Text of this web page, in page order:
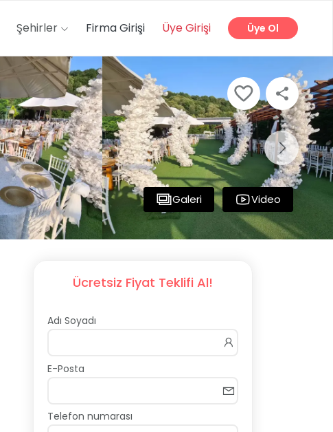
Şehirler Firma Girişi Üye Girişi Üye Ol
Galeri Video
Ücretsiz Fiyat Teklifi Al!
Adı Soyadı
E-Posta
Telefon numarası